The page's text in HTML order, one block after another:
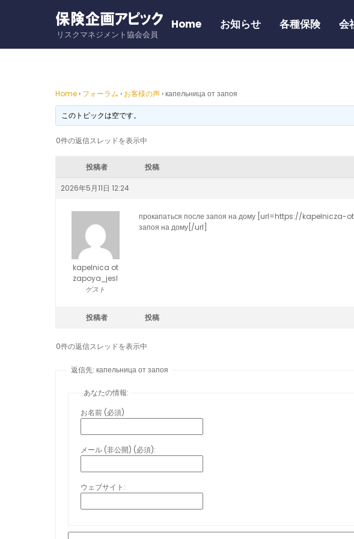
リスクマネジメント協会会員
Home お知らせ 各種保険 会
Home › フォーラム › お客様の声 ›капельница от запоя
このトピックは空です。
0件の返信スレッドを表示中
投稿者 投稿
2026年5月11日 12:24
kapelnica ot
zapoya_jesl
ゲスト
прокапаться после запоя на дому [url=https://
запоя на дому[/url]
投稿者 投稿
0件の返信スレッドを表示中
返信先: капельница от запоя
あなたの情報:
お名前 (必須)
メール (非公開) (必須):
ウェブサイト: